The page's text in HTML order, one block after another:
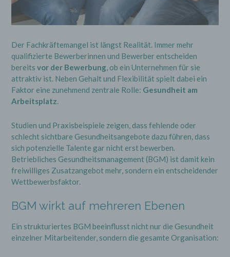
Der Fachkräftemangel ist längst Realität. Immer mehr
qualifizierte Bewerberinnen und Bewerber entscheiden
bereits vor der Bewerbung, ob ein Unternehmen für sie
attraktiv ist. Neben Gehalt und Flexibilität spielt dabei ein
Faktor eine zunehmend zentrale Rolle: Gesundheit am
Arbeitsplatz.
Studien und Praxisbeispiele zeigen, dass fehlende oder
schlecht sichtbare Gesundheitsangebote dazu führen, dass
sich potenzielle Talente gar nicht erst bewerben.
Betriebliches Gesundheitsmanagement (BGM) ist damit kein
freiwilliges Zusatzangebot mehr, sondern ein entscheidender
Wettbewerbsfaktor.
BGM wirkt auf mehreren Ebenen
Ein strukturiertes BGM beeinflusst nicht nur die Gesundheit
einzelner Mitarbeitender, sondern die gesamte Organisation: